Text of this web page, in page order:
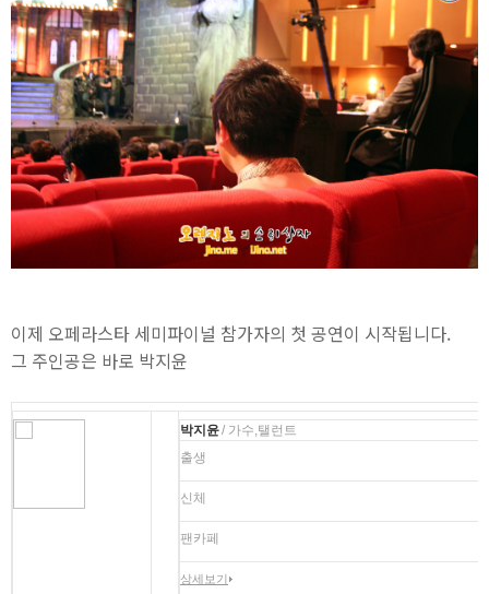
이제 오페라스타 세미파이널 참가자의 첫 공연이 시작됩니다.
그 주인공은 바로 박지윤
박지윤/ 가수,탤런트
출생
신체
팬카페
상세보기